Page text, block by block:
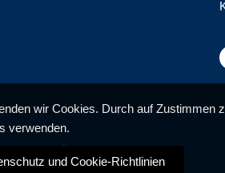
wir Cookies. Durch auf
verwenden.
und Cookie-Richtlinien